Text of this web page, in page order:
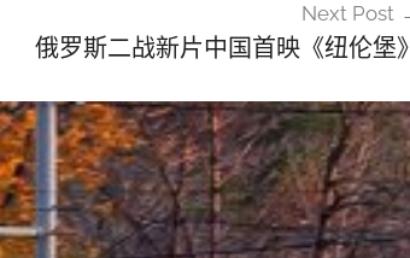
Next Post
俄罗斯二战新片中国首映《纽伦堡》